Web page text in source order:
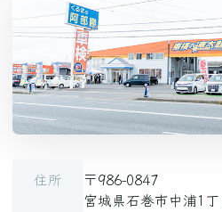
住所
〒986-0847
宮城県石巻市中浦1